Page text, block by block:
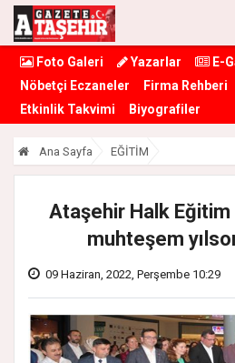
Foto Galeri Yazarlar E-
Nöbetçi Eczaneler
Firma Rehberi
Etkinlik Takvimi
Biyografiler
Ana Sayfa EĞİTİM
Ataşehir Halk
muhteşem
09 Haziran, 2022, Perşembe 10:29